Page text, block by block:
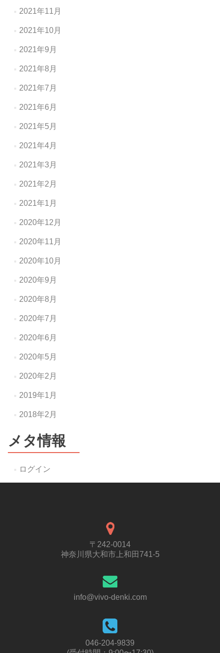
2021年11月
2021年10月
2021年9月
2021年8月
2021年7月
2021年6月
2021年5月
2021年4月
2021年3月
2021年2月
2021年1月
2020年12月
2020年11月
2020年10月
2020年9月
2020年8月
2020年7月
2020年6月
2020年5月
2020年2月
2019年1月
2018年2月
メタ情報
ログイン
〒242-0014
神奈川県大和市上和田741-5
info@vivo-denki.com
046-204-9839